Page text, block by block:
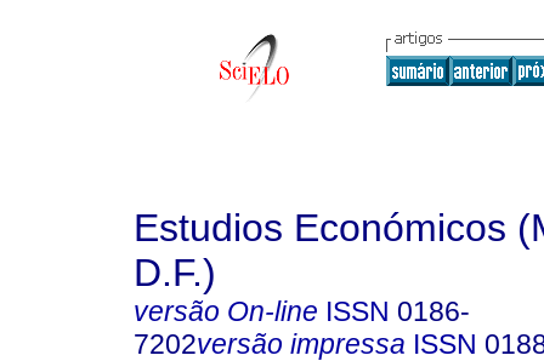
Estudios Económicos
D.F.)
versão On-line ISSN 0186-
7202versão impressa ISSN